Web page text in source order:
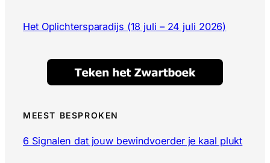
Het Oplichtersparadijs (18 juli – 24 juli 2026)
MEEST BESPROKEN
6 Signalen dat jouw bewindvoerder je kaal plukt